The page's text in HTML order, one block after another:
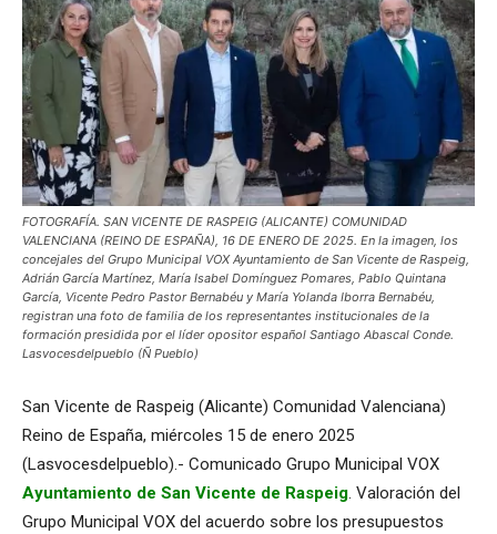
FOTOGRAFÍA. SAN VICENTE DE RASPEIG (ALICANTE) COMUNIDAD
VALENCIANA (REINO DE ESPAÑA), 16 DE ENERO DE 2025. En la imagen, los
concejales del Grupo Municipal VOX Ayuntamiento de San Vicente de Raspeig,
Adrián García Martínez, María Isabel Domínguez Pomares, Pablo Quintana
García, Vicente Pedro Pastor Bernabéu y María Yolanda Iborra Bernabéu,
registran una foto de familia de los representantes institucionales de la
formación presidida por el líder opositor español Santiago Abascal Conde.
Lasvocesdelpueblo (Ñ Pueblo)
San Vicente de Raspeig (Alicante) Comunidad Valenciana)
Reino de España, miércoles 15 de enero 2025
(Lasvocesdelpueblo).- Comunicado Grupo Municipal VOX
Ayuntamiento de San Vicente de Raspeig. Valoración del
Grupo Municipal VOX del acuerdo sobre los presupuestos